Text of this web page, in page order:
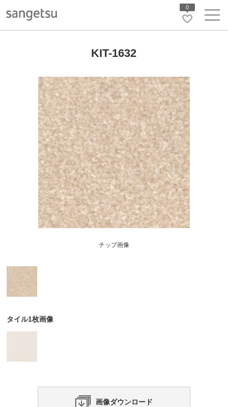
0
KIT-1632
チップ画像
タイル1枚画像
画像ダウンロード